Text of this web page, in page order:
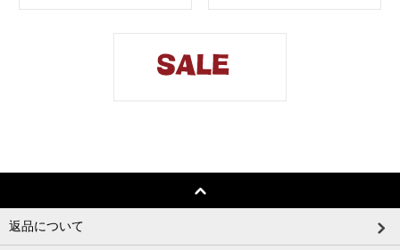
返品について